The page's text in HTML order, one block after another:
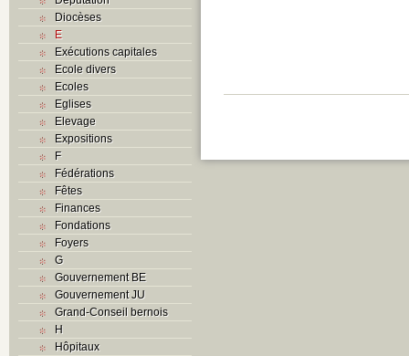
Diocèses
E
Exécutions capitales
Ecole divers
Ecoles
Eglises
Elevage
Expositions
F
Fédérations
Fêtes
Finances
Fondations
Foyers
G
Gouvernement BE
Gouvernement JU
Grand-Conseil bernois
H
Hôpitaux